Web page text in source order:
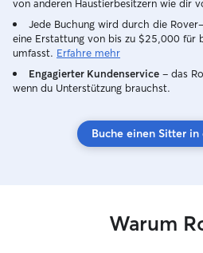
von anderen Haustierbesitzern wie dir
Jede Buchung wird durch die
eine Erstattung von bis zu $25,000 für
umfasst. Erfahre mehr
Engagierter Kundenservice – das
wenn du Unterstützung brauchst.
Buche einen Sitter in
Warum